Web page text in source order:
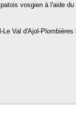
vosgien à l'aide du
Val d'Ajol-Plombières